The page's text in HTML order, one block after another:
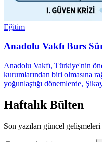
Eğitim
Anadolu Vakfı Burs
Anadolu Vakfı, Türkiye'nin
kurumlarından biri olmasına
yoğunlaştığı dönemlerde,
Haftalık Bülten
Son yazıları güncel